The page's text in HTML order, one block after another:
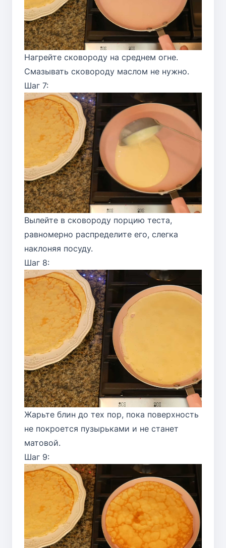
Нагрейте сковороду на среднем огне.
Смазывать сковороду маслом не нужно.
Шаг 7:
Вылейте в сковороду порцию теста,
равномерно распределите его, слегка
наклоняя посуду.
Шаг 8:
Жарьте блин до тех пор, пока поверхность
не покроется пузырьками и не станет
матовой.
Шаг 9: